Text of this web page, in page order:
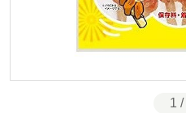
1 /